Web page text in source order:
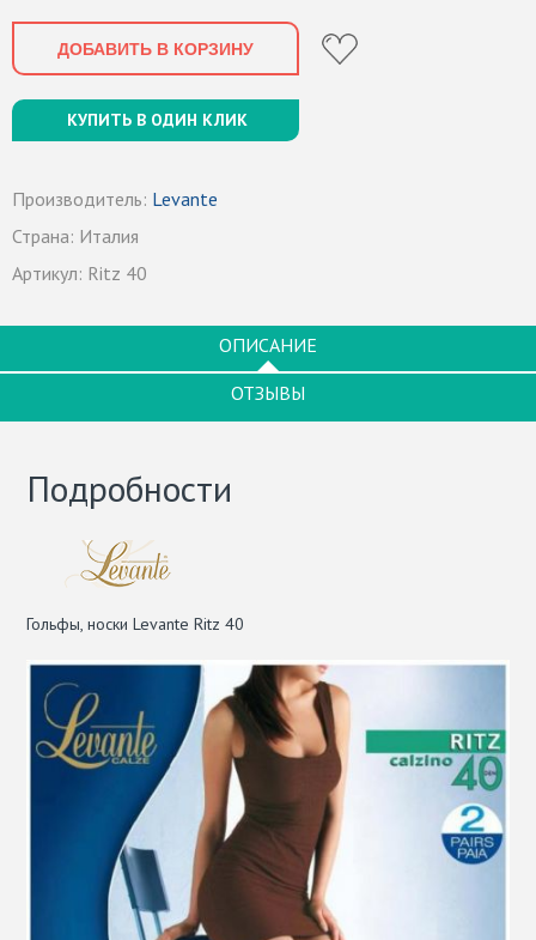
ДОБАВИТЬ В КОРЗИНУ
КУПИТЬ В ОДИН КЛИК
Производитель: Levante
Страна: Италия
Артикул: Ritz 40
ОПИСАНИЕ
ОТЗЫВЫ
Подробности
Гольфы, носки Levante Ritz 40